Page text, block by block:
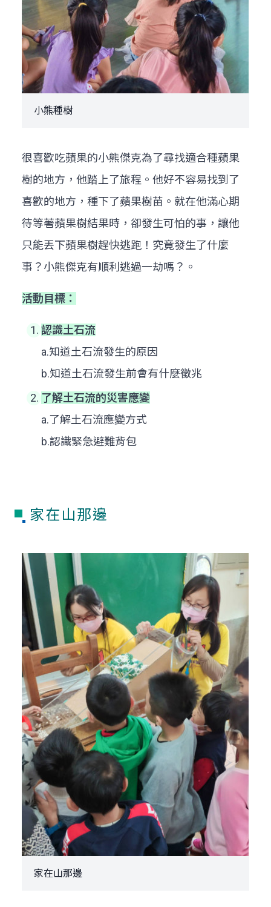
小熊種樹
很喜歡吃蘋果的小熊傑克為了尋找適合種蘋果
樹的地方，他踏上了旅程。他好不容易找到了
喜歡的地方，種下了蘋果樹苗。就在他滿心期
待等著蘋果樹結果時，卻發生可怕的事，讓他
只能丟下蘋果樹趕快逃跑！究竟發生了什麼
事？小熊傑克有順利逃過一劫嗎？。
活動目標：
認識土石流
a.知道土石流發生的原因
b.知道土石流發生前會有什麼徵兆
了解土石流的災害應變
a.了解土石流應變方式
b.認識緊急避難背包
家在山那邊
家在山那邊